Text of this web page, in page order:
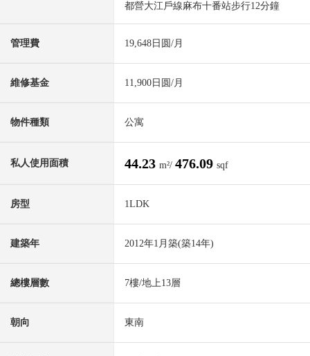
都營大江戶線麻布十番站步行12分鐘
管理費 19,648日圆/月
維修基金 11,900日圆/月
物件種類 公寓
私人使用面積 44.23 m²/ 476.09 sqf
房型 1LDK
建築年 2012年1月築(築14年)
總樓層數 7樓/地上13層
朝向 東南